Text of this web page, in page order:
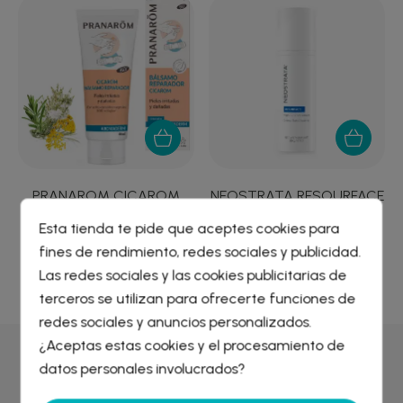
PRANAROM CICAROM
8,68 €
NEOSTRATA RESOURFACE
35,05 €
Por qué comprar enFarmacia Liceo
Crear lista de deseos
Nombre de la lista de deseos
Iniciar sesión
Debe iniciar sesión para guardar productos en su lista de
deseos.
Esta tienda te pide que aceptes cookies para
fines de rendimiento, redes sociales y publicidad.
Las redes sociales y las cookies publicitarias de
terceros se utilizan para ofrecerte funciones de
redes sociales y anuncios personalizados.
¿Aceptas estas cookies y el procesamiento de
datos personales involucrados?